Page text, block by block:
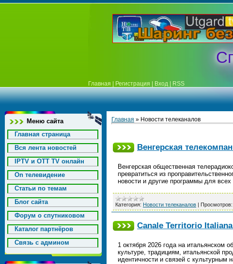
Главная Регистрация Вход RSS
Меню сайта
Главная страница
Вся лента новостей
IPTV и OTT TV онлайн
On телевидение
Статьи по темам
Блог сайта
Форум о спутниковом
Каталог партнёров
Cвязь с админом
Главная » Новости телеканалов
Венгерская
Венгерская общественная
превратиться из
новости и другие программы для всех
Категория: Новости телеканалов | Просмотров:
Canale Territorio
1 октября 2026 года на итальянском
культуре, традициям, итальянской
идентичности и связей с культурным